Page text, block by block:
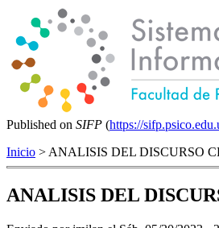
Published on SIFP (https://
Inicio > ANALISIS DEL DISCURSO
ANALISIS DEL